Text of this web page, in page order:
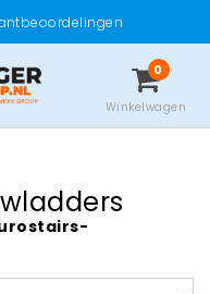
0
Winkelwagen